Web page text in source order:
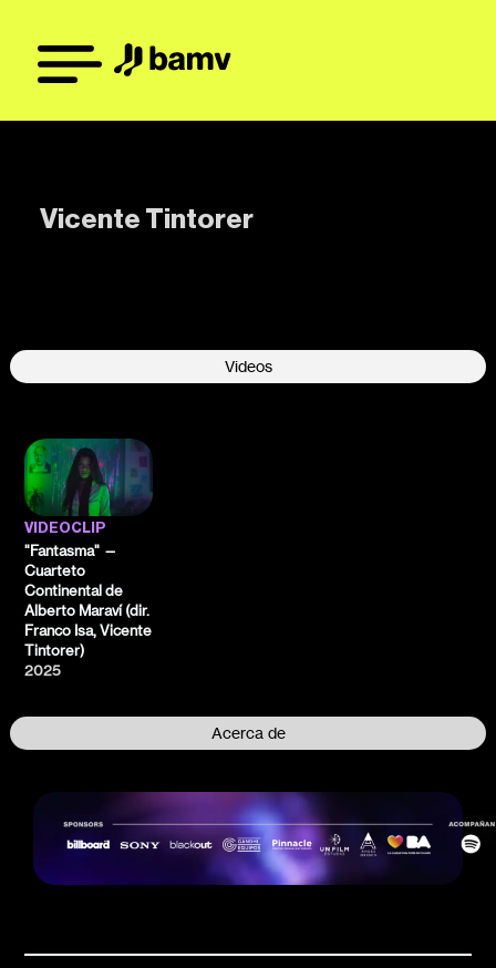
Vicente Tintorer
Videos
Acerca de
VIDEOCLIP
"Fantasma" —
Cuarteto
Continental de
Alberto Maraví (dir.
Franco Isa, Vicente
Tintorer)
2025